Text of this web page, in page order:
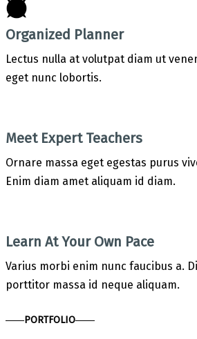
Organized Planner
Lectus nulla at volutpat diam ut
eget nunc lobortis.
Meet Expert Teachers
Ornare massa eget egestas purus
Enim diam amet aliquam id diam.
Learn At Your Own Pace
Varius morbi enim nunc faucibus a.
porttitor massa id neque aliquam.
PORTFOLIO